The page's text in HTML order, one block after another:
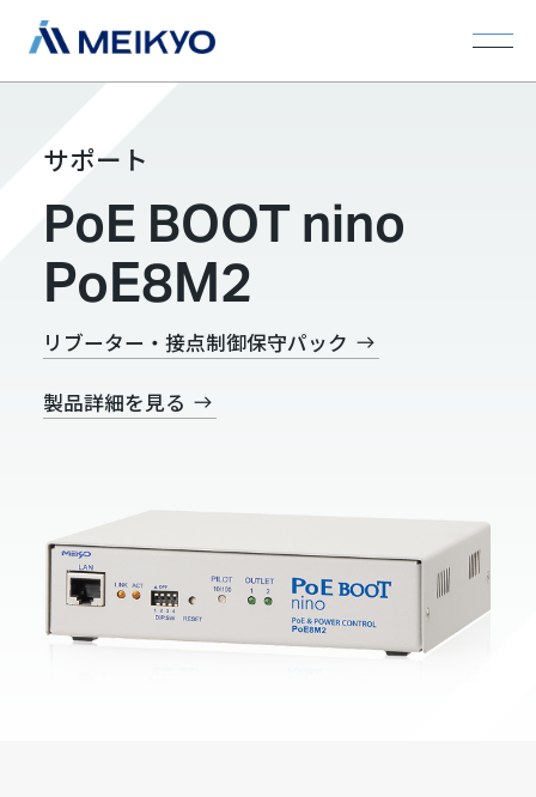
サポート
PoE BOOT nino
PoE8M2
リブーター・接点制御保守パック
製品詳細を見る